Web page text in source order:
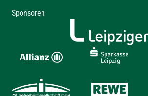
Sponsoren